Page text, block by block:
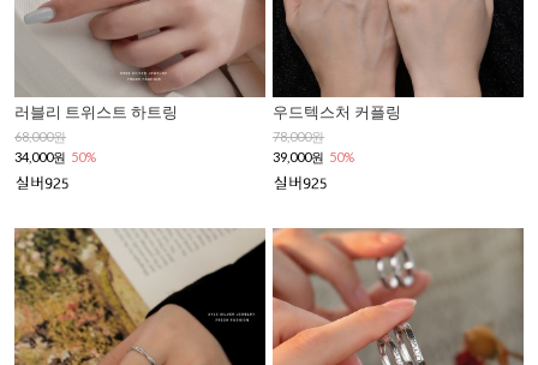
러블리 트위스트 하트링
68,000원
34,000원 50%
우드텍스처 커플링
78,000원
39,000원 50%